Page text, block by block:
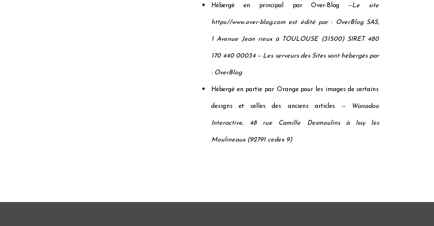
Hébergé en principal par Over-Blog --Le site
https://www.over-blog.com est édité par : OverBlog SAS,
1 Avenue Jean rieux à TOULOUSE (31500) SIRET 480
170 440 00034 -- Les serveurs des Sites sont hébergés par
: OverBlog
Hébergé en partie par Orange pour les images de certains
designs et celles des anciens articles -- Wanadoo
Interactive, 48 rue Camille Desmoulins à Issy les
Moulineaux (92791 cedex 9)